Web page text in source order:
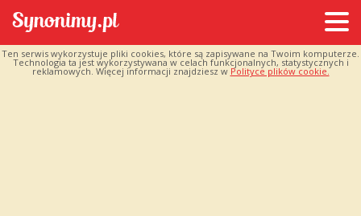
Ten serwis wykorzystuje pliki cookies, które są zapisywane na Twoim komputerze.
Technologia ta jest wykorzystywana w celach funkcjonalnych, statystycznych i
reklamowych. Więcej informacji znajdziesz w Polityce plików cookie.